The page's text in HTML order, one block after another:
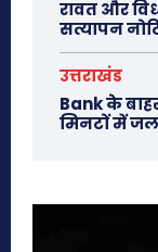
रावत और
सत्यापन
उत्तराखंड
Bank के
मिनटों में